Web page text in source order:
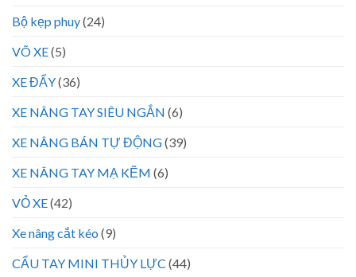
Bộ kẹp phuy(24)
VÕ XE(5)
XE ĐẨY(36)
XE NÂNG TAY SIÊU NGẮN (6)
XE NÂNG BÁN TỰ ĐỘNG(39)
XE NÂNG TAY MẠ KẼM (6)
VỎ XE(42)
Xe nâng cắt kéo (9)
CẨU TAY MINI THỦY LỰC (44)